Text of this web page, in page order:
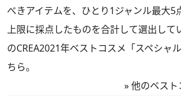
べきアイテムを、ひとり1ジャンル最大5
上限に採点したものを合計して選出して
のCREA2021年ベストコスメ「スペシャ
ちら。
»他のベスト